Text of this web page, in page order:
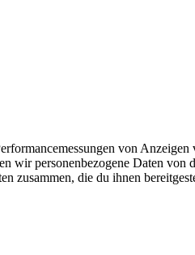
von
wir personenbezogene Daten
zusammen, die du ihnen